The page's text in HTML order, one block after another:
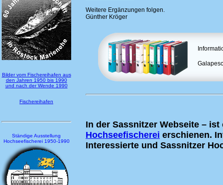
Bilder vom Fischereihafen aus
den Jahren 1950 bis 1990
und nach der Wende 1990
Fischereihafen
Ständige Ausstellung
Hochseefischerei 1950-1990
Weitere Ergänzungen folgen.
Günther Kröger
In der Sassnitzer Webseite –
Hochseefischerei erschienen.
Interessierte und Sassnitzer